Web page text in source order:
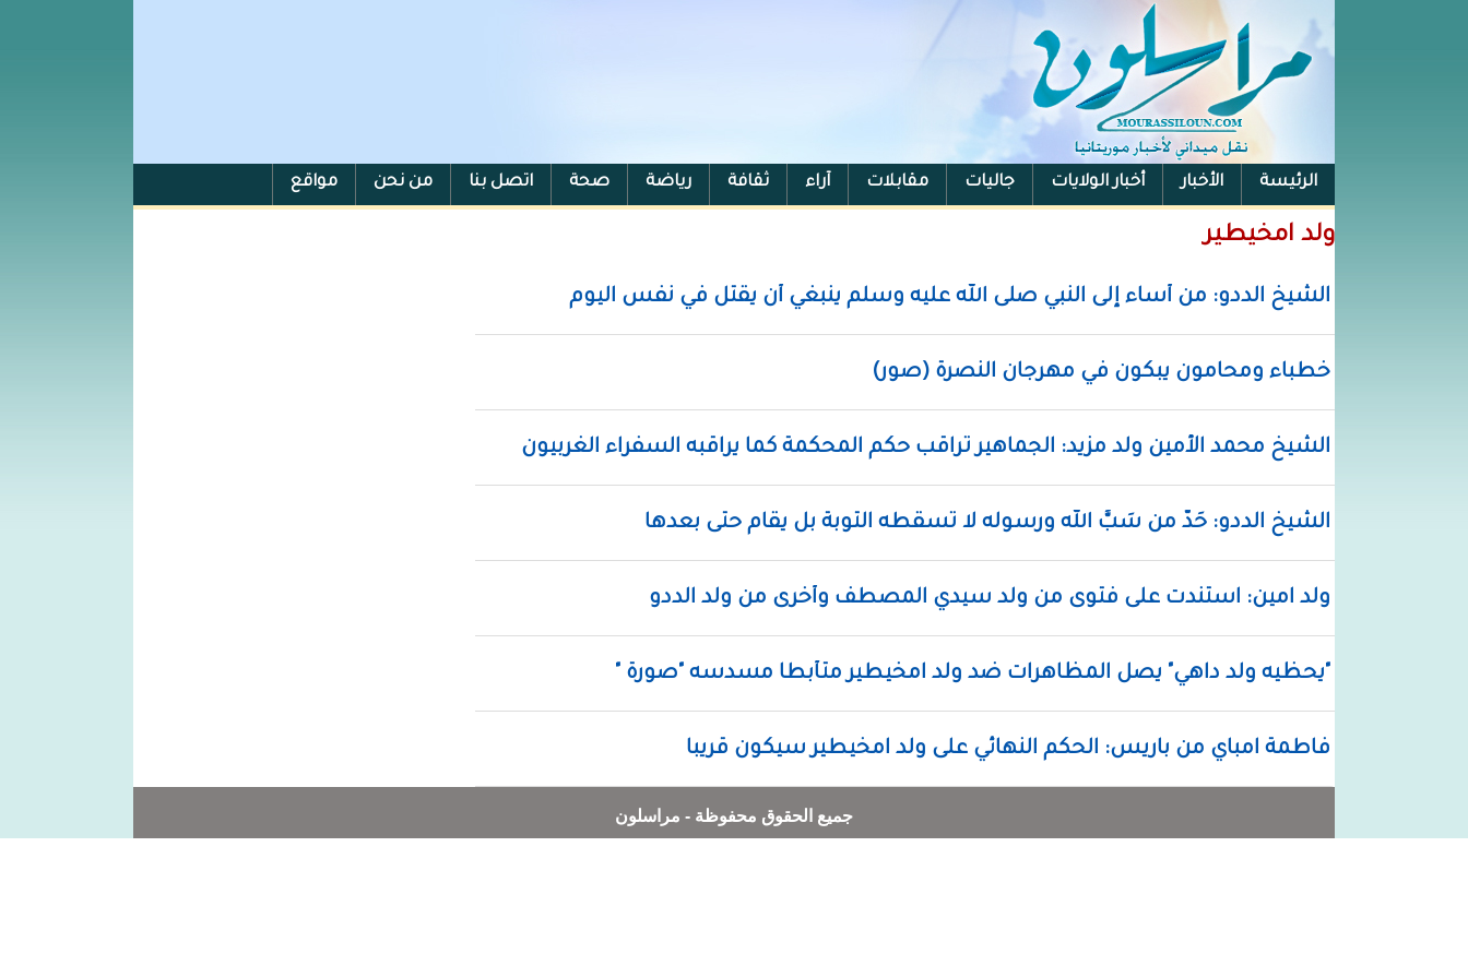
الرئيسة الأخبار أخبار الولايات جاليات مقابلات آراء ثقافة رياضة صحة اتصل بنا من نحن مواقع
ولد امخيطير
الشيخ الددو: من أساء إلى النبي صلى الله عليه وسلم ينبغي أن يقتل في نفس اليوم
خطباء ومحامون يبكون في مهرجان النصرة (صور)
الشيخ محمد الأمين ولد مزيد: الجماهير تراقب حكم المحكمة كما يراقبه السفراء الغربيون
الشيخ الددو: حَدُّ من سَبَّ الله ورسوله لا تسقطه التوبة بل يقام حتى بعدها
ولد امين: استندت على فتوى من ولد سيدي المصطف وأخرى من ولد الددو
"يحظيه ولد داهي" يصل المظاهرات ضد ولد امخيطير متأبطا مسدسه "صورة "
فاطمة امباي من باريس: الحكم النهائي على ولد امخيطير سيكون قريبا
جميع الحقوق محفوظة - مراسلون